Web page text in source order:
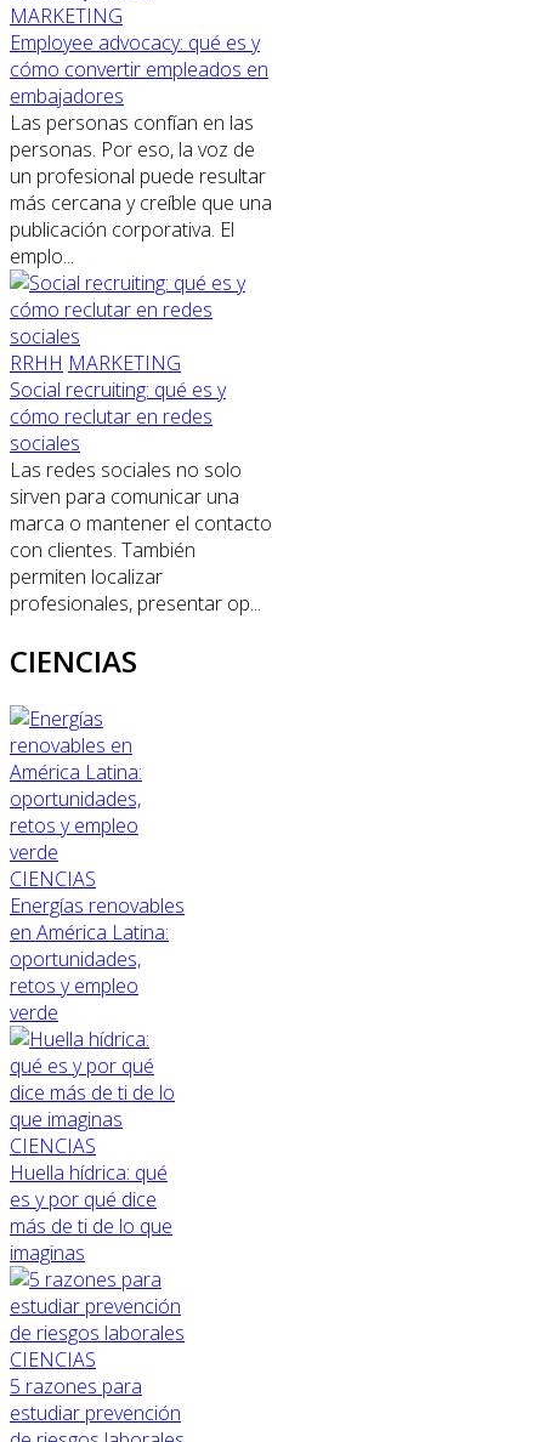
MARKETING
Employee advocacy: qué es y
cómo convertir empleados en
embajadores
Las personas confían en las
personas. Por eso, la voz de
un profesional puede resultar
más cercana y creíble que una
publicación corporativa. El
emplo...
RRHH MARKETING
Social recruiting: qué es y
cómo reclutar en redes
sociales
Las redes sociales no solo
sirven para comunicar una
marca o mantener el contacto
con clientes. También
permiten localizar
profesionales, presentar op...
CIENCIAS
CIENCIAS
Energías renovables
en América Latina:
oportunidades,
retos y empleo
verde
CIENCIAS
Huella hídrica: qué
es y por qué dice
más de ti de lo que
imaginas
CIENCIAS
5 razones para
estudiar prevención